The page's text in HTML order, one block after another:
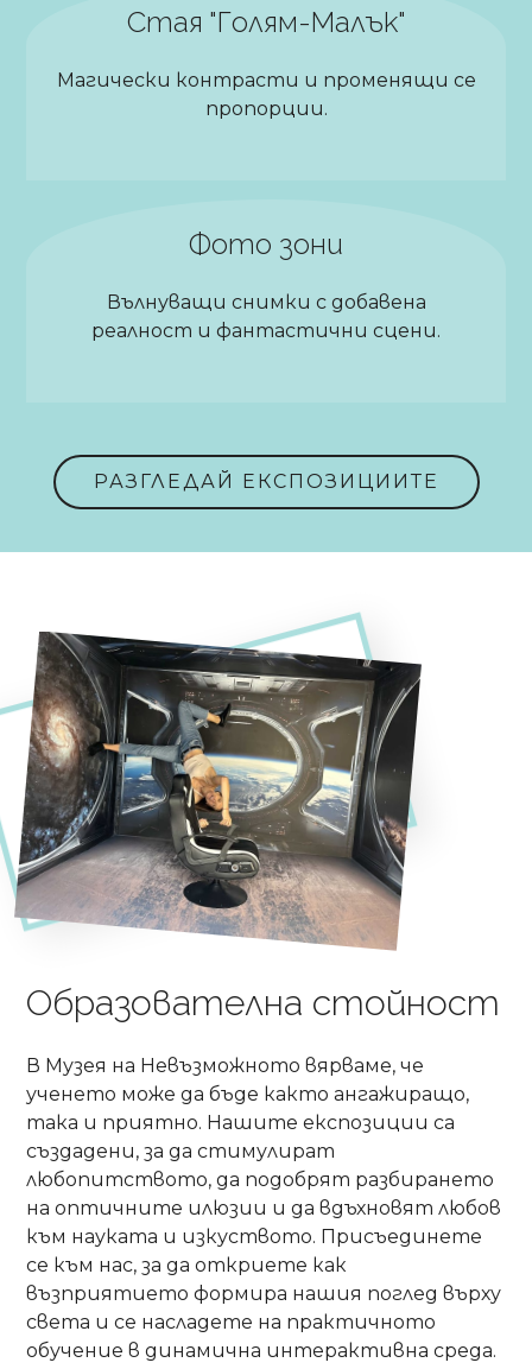
Стая "Голям-Малък"
Магически контрасти и променящи се
пропорции.
Фото зони
Вълнуващи снимки с добавена
реалност и фантастични сцени.
РАЗГЛЕДАЙ ЕКСПОЗИЦИИТЕ
Образователна стойност
В Музея на Невъзможното вярваме, че
ученето може да бъде както ангажиращо,
така и приятно. Нашите експозиции са
създадени, за да стимулират
любопитството, да подобрят разбирането
на оптичните илюзии и да вдъхновят любов
към науката и изкуството. Присъединете
се към нас, за да откриете как
възприятието формира нашия поглед върху
света и се насладете на практичното
обучение в динамична интерактивна среда.